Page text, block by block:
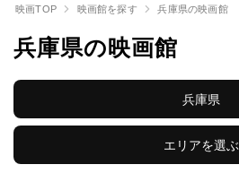
映画TOP 映画館を探す 兵庫県の映画館
兵庫県の映画館
兵庫県
エリアを選ぶ